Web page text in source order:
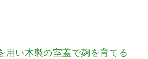
用い木製の室蓋で麹を育てる